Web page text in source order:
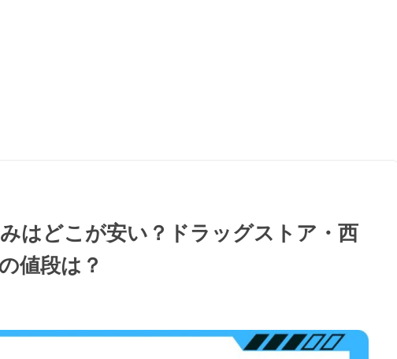
みはどこが安い？ドラッグストア・西
値段は？